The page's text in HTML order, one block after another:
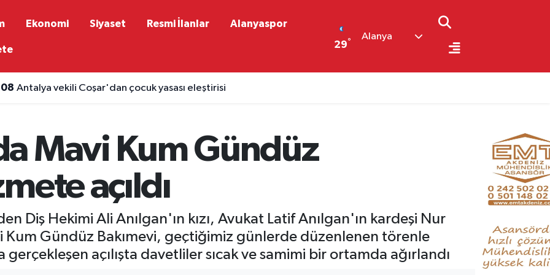
Ekonomi Siyaset Resmi İlanlar Alanyaspor
29°
Alanya
FIAT modellerine ağustos ayına özel kampanya
Mavi Kum Gündüz
açıldı
Diş Hekimi Ali Anılgan'ın kızı, Avukat Latif Anılgan'ın kardeşi Nur
Kum Gündüz Bakımevi, geçtiğimiz günlerde düzenlenen törenle
gerçekleşen açılışta davetliler sıcak ve samimi bir ortamda ağırlandı